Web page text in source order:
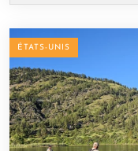
ÉTATS-UNIS